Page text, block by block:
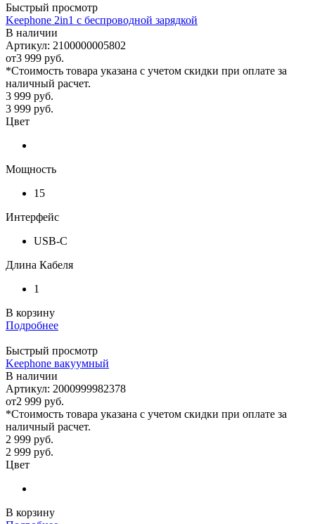
Быстрый просмотр
Keephone 2in1 с беспроводной зарядкой
В наличии
Артикул: 2100000005802
от3 999 руб.
*Стоимость товара указана с учетом скидки при оплате за
наличный расчет.
3 999 руб.
3 999 руб.
Цвет
Мощность
15
Интерфейс
USB-C
Длина Кабеля
1
В корзину
Подробнее
Быстрый просмотр
Keephone вакуумный
В наличии
Артикул: 2000999982378
от2 999 руб.
*Стоимость товара указана с учетом скидки при оплате за
наличный расчет.
2 999 руб.
2 999 руб.
Цвет
В корзину